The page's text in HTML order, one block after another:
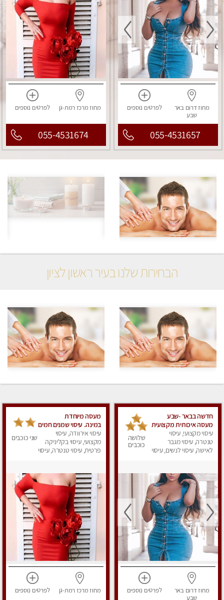
מחוז דרוםבאר
שבע
לפרטים נוספים
055-4531657
מחוז מרכז רמת-גן לפרטים נוספים
055-4531674
הבחירות שלנו בעיר ראשון לציון
חדשה בבאר -שבע
מעסה איכותית מקצועית
ומפנקת
עיסוי מקצועי, עיסוי
טנטרה, עיסוי מגבר
לאישה, עיסוי לנשים, עיסוי
שלושה
כוכבים
מחוז דרום באר
שבע
לפרטים נוספים
מעסה מיוחדת
במינה. עיסוי שמנים חמים
עיסוי אירוודה, עיסוי
מקצועי, עיסוי בקליניקה
פרטית, עיסוי טנטרה, עיסוי
שני כוכבים
מחוז מרכז רמת-גן לפרטים נוספים